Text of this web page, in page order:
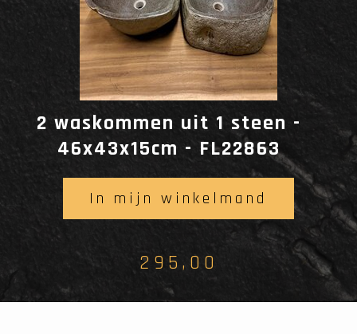
2 waskommen uit 1 steen -
46x43x15cm - FL22863
In mijn winkelmand
295,00